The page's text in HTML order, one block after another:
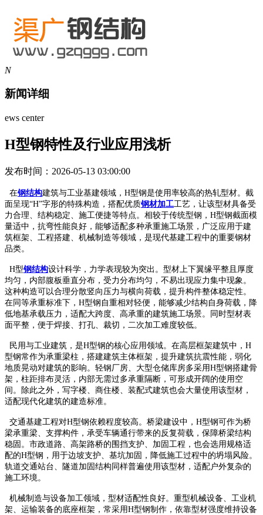
N
新闻详细
ews center
H型钢特性及行业应用浅析
发布时间：2026-05-13 03:00:00
在钢结构建筑与工业基建领域，H型钢是使用率较高的热轧型材。截
面呈现“H”字形的特殊构造，搭配优质钢材加工工艺，让该型材具备受
力合理、结构稳定、施工便捷等特点。相较于传统型钢，H型钢截面模
量适中，抗弯性能良好，能够适配多种承重施工场景，广泛应用于建
筑框架、工程搭建、机械制造等领域，是现代基建工程中的重要钢材
品类。
H型钢结构设计科学，力学表现较为突出。型材上下翼缘平整且厚度
均匀，内部腹板垂直分布，受力分布均匀，不易出现应力集中现象。
这种构造可以合理分散竖向压力与横向荷载，提升构件整体稳定性。
在同等承重标准下，H型钢自重相对轻便，能够减少结构自身荷载，降
低地基承载压力，适配大跨度、高承重的建筑施工场景。同时型材表
面平整，便于焊接、打孔、裁切，二次加工难度较低。
民用与工业建筑，是H型钢的核心应用领域。在高层框架建筑中，H
型钢常作为承重梁柱，搭建建筑主体框架，提升建筑抗震性能，弱化
地质晃动对建筑的影响。轻钢厂房、大型仓储库房多采用H型钢搭建骨
架，柱距排布灵活，内部无需过多承重隔断，可形成开阔的使用空
间。除此之外，写字楼、商住楼、装配式建筑也会大量使用该型材，
适配现代化建筑的建造标准。
交通基建工程对H型钢依赖程度较高。桥梁建设中，H型钢可作为桥
梁承重梁、支撑构件，承受车辆通行带来的反复荷载，保障桥梁结构
稳固。市政道路、高架路桥的围挡支护、加固工程，也会选用规格适
配的H型钢，用于边坡支护、基坑加固，降低施工过程中的坍塌风险。
轨道交通站台、隧道加固结构同样普遍使用该型材，适配户外复杂的
施工环境。
机械制造与设备加工领域，型材适配性良好。重型机械设备、工业机
架、运输装备的底座框架，常采用H型钢制作，依靠型材强度维持设备